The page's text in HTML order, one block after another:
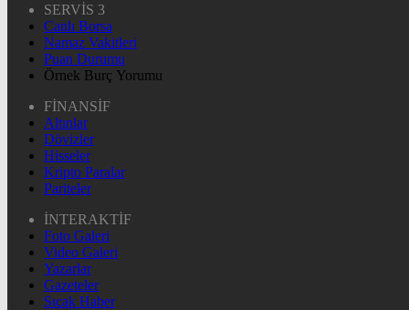
SERVİS 3
Canlı Borsa
Namaz Vakitleri
Puan Durumu
Örnek Burç Yorumu
FİNANSİF
Altınlar
Dövizler
Hisseler
Kripto Paralar
Pariteler
İNTERAKTİF
Foto Galeri
Video Galeri
Yazarlar
Gazeteler
Sıcak Haber